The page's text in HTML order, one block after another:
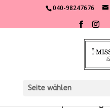
040-98247676
Seite wählen